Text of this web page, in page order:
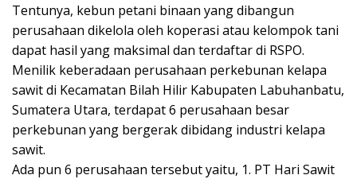
Tentunya, kebun petani binaan yang dibangun
perusahaan dikelola oleh koperasi atau kelompok tani
dapat hasil yang maksimal dan terdaftar di RSPO.
Menilik keberadaan perusahaan perkebunan kelapa
sawit di Kecamatan Bilah Hilir Kabupaten Labuhanbatu,
Sumatera Utara, terdapat 6 perusahaan besar
perkebunan yang bergerak dibidang industri kelapa
sawit.
Ada pun 6 perusahaan tersebut yaitu, 1. PT Hari Sawit